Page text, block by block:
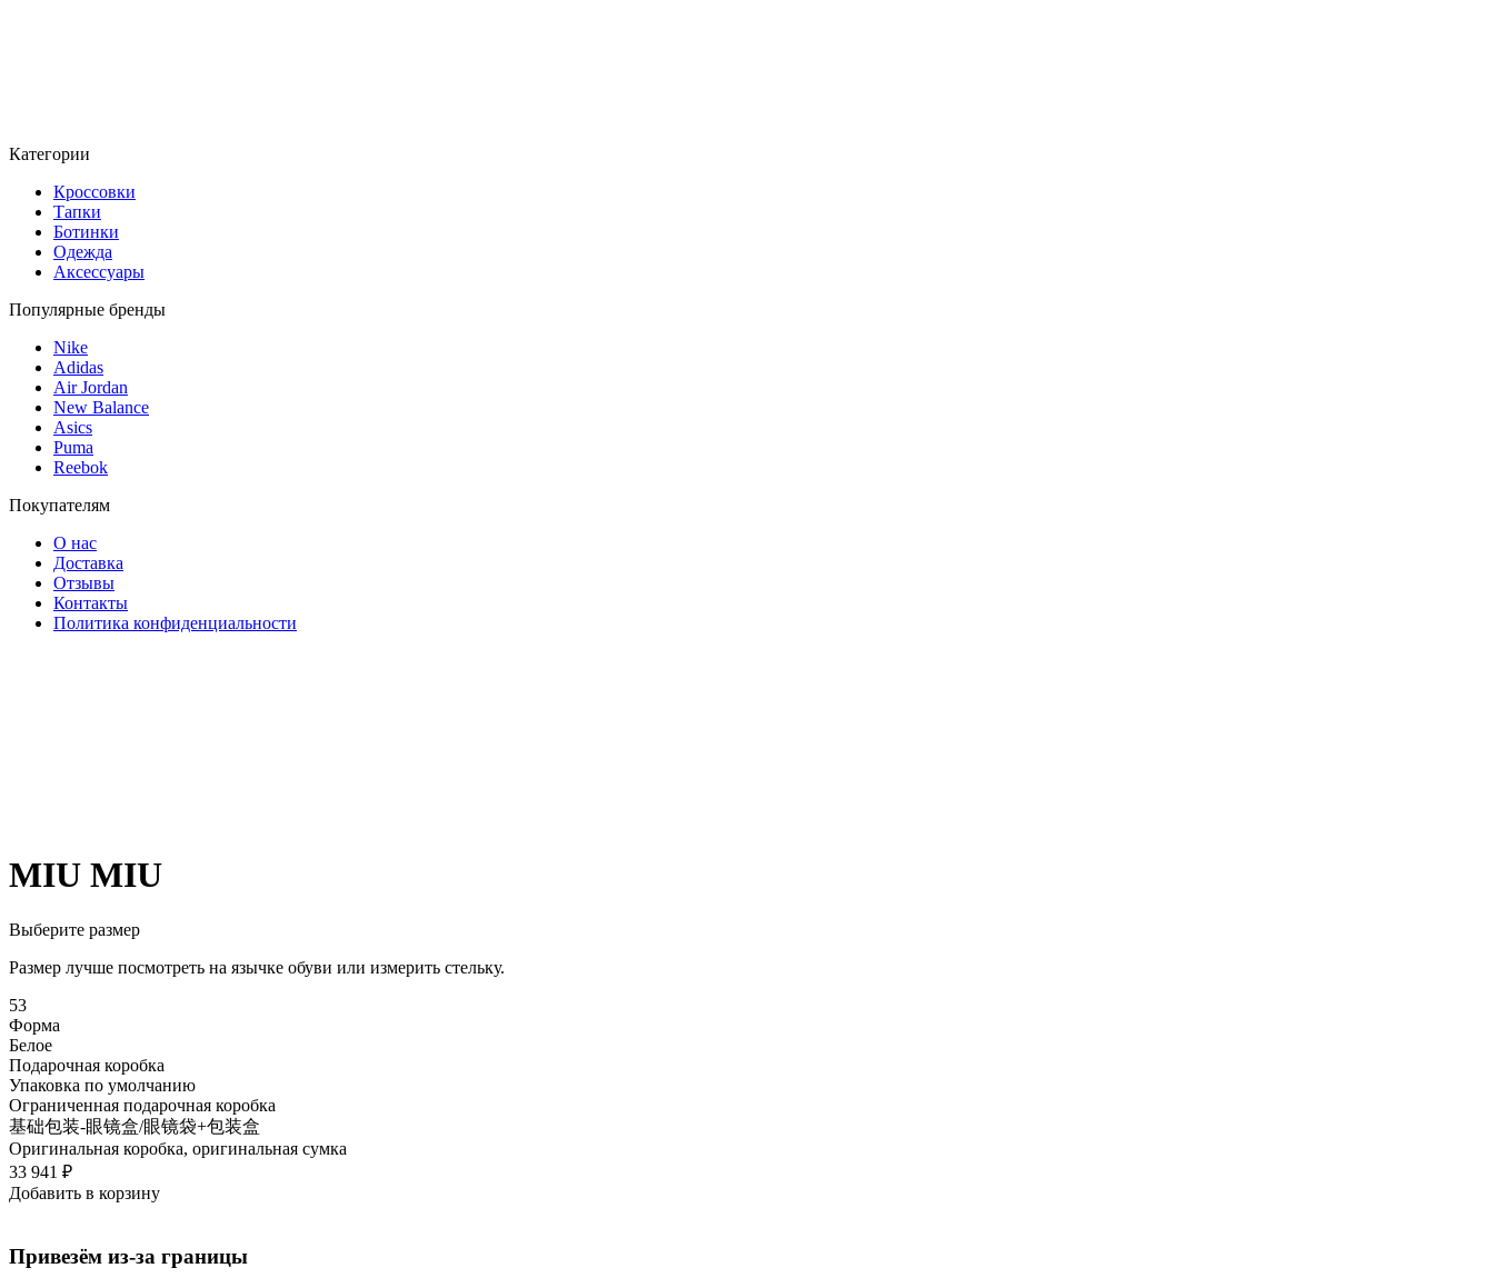
Категории
Кроссовки
Тапки
Ботинки
Одежда
Аксессуары
Популярные бренды
Nike
Adidas
Air Jordan
New Balance
Asics
Puma
Reebok
Покупателям
О нас
Доставка
Отзывы
Контакты
Политика конфиденциальности
MIU MIU
Выберите размер
Размер лучше посмотреть на язычке обуви или измерить стельку.
53
Форма
Белое
Подарочная коробка
Упаковка по умолчанию
Ограниченная подарочная коробка
基础包装-眼镜盒/眼镜袋+包装盒
Оригинальная коробка, оригинальная сумка
33 941 ₽
Добавить в корзину
Привезём из-за границы